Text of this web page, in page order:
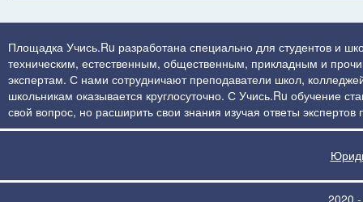
Площадка Учись.Ru разработана специально для студентов и
техническим, естественным, общественным, прикладным и
экспертам. С нами сотрудничают преподаватели школ,
школьникам оказывается круглосуточно. С Учись.Ru обучение
свой вопрос, но расширить свои знания изучая ответы
2020